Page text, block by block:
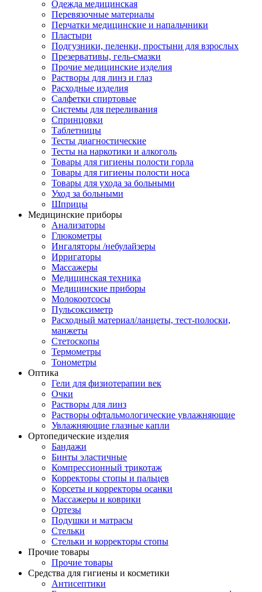
Одежда медицинская
Перевязочные материалы
Перчатки медицинские и напальчники
Пластыри
Подгузники, пеленки, простыни для взрослых
Презервативы, гель-смазки
Прочие медицинские изделия
Растворы для линз и глаз
Расходные изделия
Салфетки спиртовые
Системы для переливания
Спринцовки
Таблетницы
Тесты диагностические
Тесты на наркотики и алкоголь
Товары для гигиены полости горла
Товары для гигиены полости носа
Товары для ухода за больными
Уход за больными
Шприцы
Медицинские приборы
Анализаторы
Глюкометры
Ингаляторы /небулайзеры
Ирригаторы
Массажеры
Медицинская техника
Медицинские приборы
Молокоотсосы
Пульсоксиметр
Расходный материал/ланцеты, тест-полоски,
манжеты
Стетоскопы
Термометры
Тонометры
Оптика
Гели для физиотерапии век
Очки
Растворы для линз
Растворы офтальмологические увлажняющие
Увлажняющие глазные капли
Ортопедические изделия
Бандажи
Бинты эластичные
Компрессионный трикотаж
Корректоры стопы и пальцев
Корсеты и корректоры осанки
Массажеры и коврики
Ортезы
Подушки и матрасы
Стельки
Стельки и корректоры стопы
Прочие товары
Прочие товары
Средства для гигиены и косметики
Антисептики